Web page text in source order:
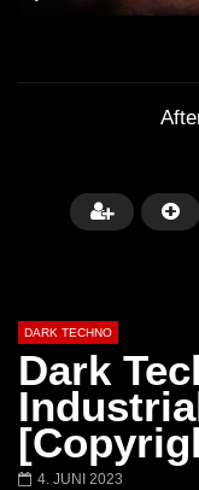
01:29:06
DARK TECHNO
Dark
4. JUNI 2023